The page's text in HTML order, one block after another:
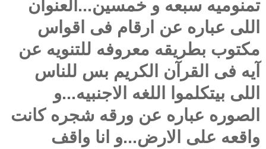
تمنوميه سبعه و خمسين...العنوان
اللى عباره عن ارقام فى اقواس
مكتوب بطريقه معروفه للتنويه عن
آيه فى القرآن الكريم بس للناس
اللى بيتكلموا اللغه الاجنبيه...و
الصوره عباره عن ورقه شجره كانت
واقعه على الارض...و انا واقف